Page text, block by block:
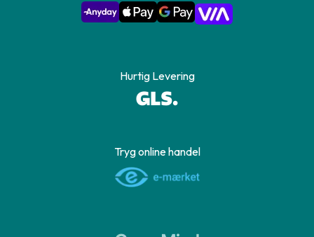
Hurtig Levering
Tryg online handel